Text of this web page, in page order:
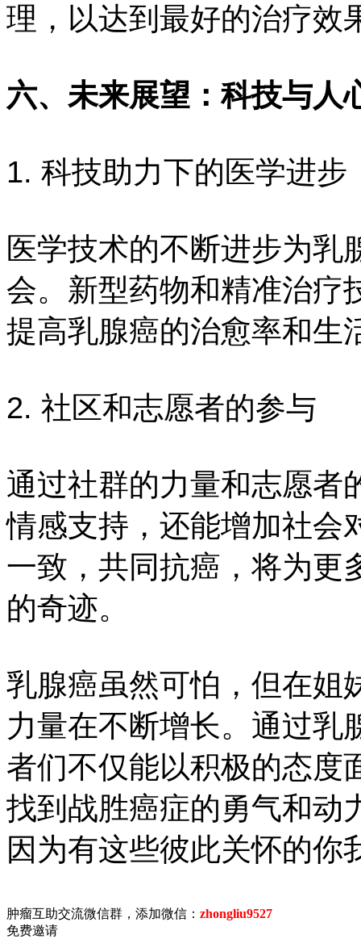
理，以达到最好的治疗效
六、未来展望：科技与人
1. 科技助力下的医学进步
医学技术的不断进步为乳
会。新型药物和精准治疗
提高乳腺癌的治愈率和生
2. 社区和志愿者的参与
通过社群的力量和志愿者
情感支持，还能增加社会
一致，共同抗癌，将为更
的奇迹。
乳腺癌虽然可怕，但在姐
力量在不断增长。通过乳
者们不仅能以积极的态度
找到战胜癌症的勇气和动
因为有这些彼此关怀的你
肿瘤互助交流微信群，添加微信： zhongliu9527
免费邀请